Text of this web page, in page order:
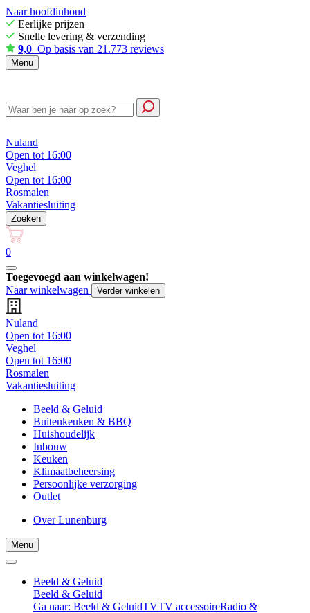
Naar hoofdinhoud
Eerlijke prijzen
Snelle levering & verzending
9,0 Op basis van 21.773 reviews
Menu
Nuland
Open tot 16:00
Veghel
Open tot 16:00
Rosmalen
Vakantiesluiting
Zoeken
0
Toegevoegd aan winkelwagen!
Naar winkelwagen
Verder winkelen
Nuland
Open tot 16:00
Veghel
Open tot 16:00
Rosmalen
Vakantiesluiting
Beeld & Geluid
Buitenkeuken & BBQ
Huishoudelijk
Inbouw
Keuken
Klimaatbeheersing
Persoonlijke verzorging
Outlet
Over Lunenburg
Menu
Beeld & Geluid
Beeld & Geluid
Ga naar: Beeld & GeluidTVTV accessoireRadio &